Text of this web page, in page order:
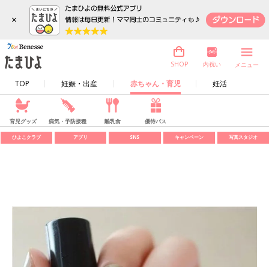
×
TOP 妊娠・出産 赤ちゃん・育児 妊活
SHOP 内祝い メニュー
育児グッズ 病気・予防接種 離乳食 優待パス
ひよこクラブ アプリ SNS キャンペーン 写真スタジオ